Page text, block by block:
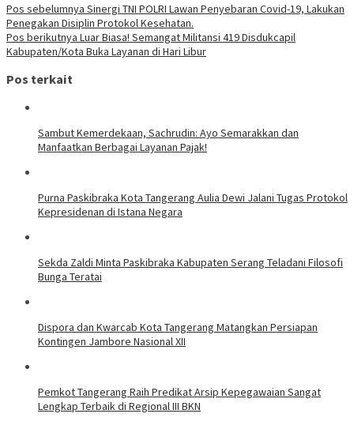
Pos sebelumnya Sinergi TNI POLRI Lawan Penyebaran Covid-19, Lakukan
Penegakan Disiplin Protokol Kesehatan.
Pos berikutnya Luar Biasa! Semangat Militansi 419 Disdukcapil
Kabupaten/Kota Buka Layanan di Hari Libur
Pos terkait
Sambut Kemerdekaan, Sachrudin: Ayo Semarakkan dan
Manfaatkan Berbagai Layanan Pajak!
Purna Paskibraka Kota Tangerang Aulia Dewi Jalani Tugas Protokol
Kepresidenan di Istana Negara
Sekda Zaldi Minta Paskibraka Kabupaten Serang Teladani Filosofi
Bunga Teratai
Dispora dan Kwarcab Kota Tangerang Matangkan Persiapan
Kontingen Jambore Nasional XII
Pemkot Tangerang Raih Predikat Arsip Kepegawaian Sangat
Lengkap Terbaik di Regional III BKN